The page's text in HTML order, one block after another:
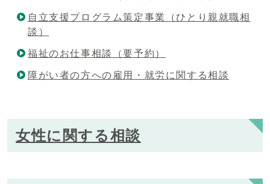
自立支援プログラム策定事業（ひとり親就職相
談）
福祉のお仕事相談（要予約）
障がい者の方への雇用・就労に関する相談
女性に関する相談